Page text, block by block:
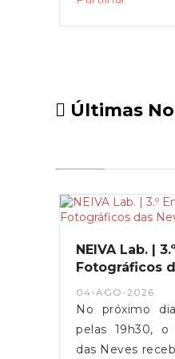
Últimas
NEIVA Lab. |
Fotográficos
04-AGO-2026
No próximo
pelas 19h30, o
das Neves